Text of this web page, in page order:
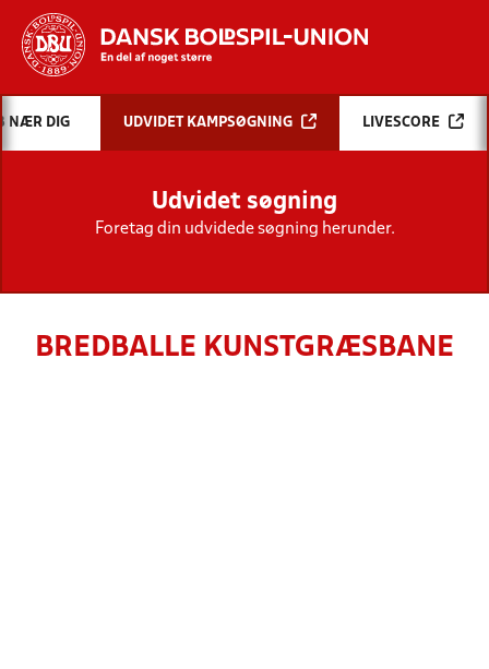
Hvad vil du søge efter?
INDHOLD OG NYHEDER
STILLINGER, RESULTATER, KLUBBER OG
HOLD
NÆR DIG UDVIDET KAMPSØGNING LIVESCORE
Udvidet søgning
Foretag din udvidede søgning herunder.
BREDBALLE KUNSTGRÆSBANE